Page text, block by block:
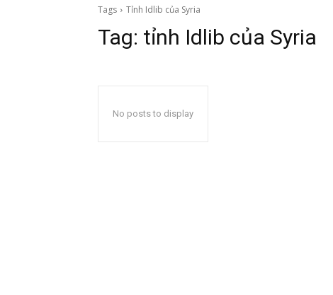
Tags Tỉnh Idlib của Syria
Tag: tỉnh Idlib của Syria
No posts to display